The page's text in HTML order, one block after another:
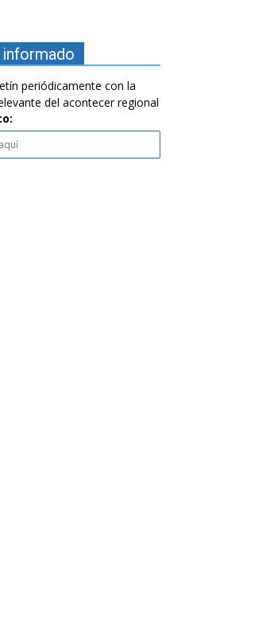
periódicamente con la
del acontecer regional